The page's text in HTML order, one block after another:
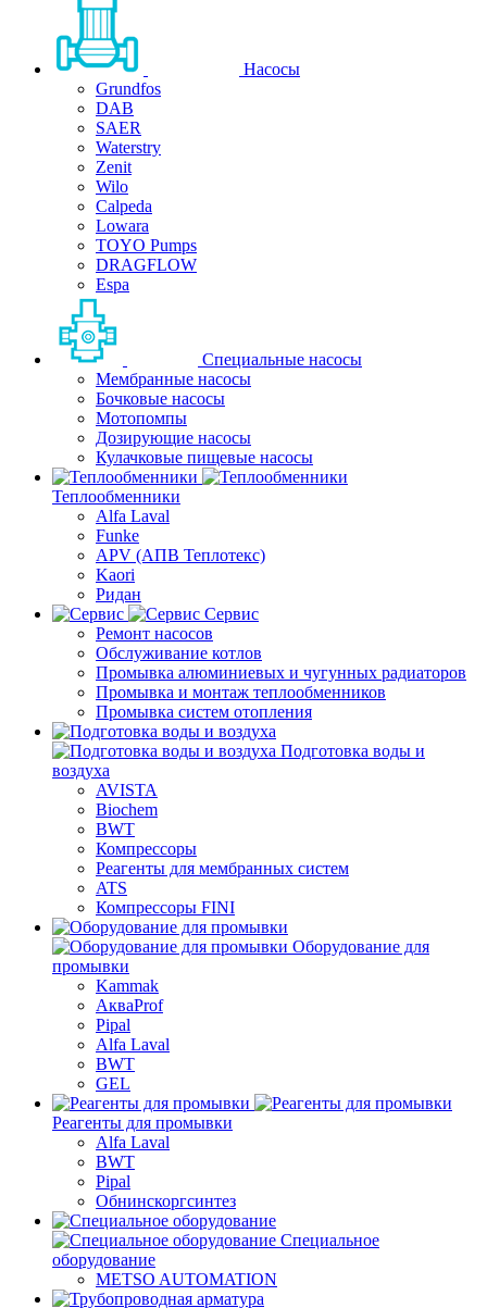
Насосы
Grundfos
DAB
SAER
Waterstry
Zenit
Wilo
Calpeda
Lowara
TOYO Pumps
DRAGFLOW
Espa
Специальные насосы
Мембранные насосы
Бочковые насосы
Мотопомпы
Дозирующие насосы
Кулачковые пищевые насосы
Теплообменники
Alfa Laval
Funke
APV (АПВ Теплотекс)
Kaori
Ридан
Сервис
Ремонт насосов
Обслуживание котлов
Промывка алюминиевых и чугунных радиаторов
Промывка и монтаж теплообменников
Промывка систем отопления
Подготовка воды и
воздуха
AVISTA
Biochem
BWT
Компрессоры
Реагенты для мембранных систем
ATS
Компрессоры FINI
Оборудование для
промывки
Kammak
АкваProf
Pipal
Alfa Laval
BWT
GEL
Реагенты для промывки
Alfa Laval
BWT
Pipal
Обнинскоргсинтез
Специальное
оборудование
METSO AUTOMATION